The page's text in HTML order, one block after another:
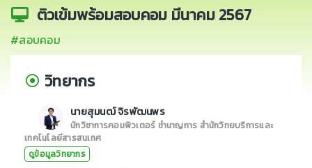
ติวเข้มพร้อมสอบคอม มีนาคม 2567
#สอบคอม
วิทยากร
นายสุมนฒ์ จิรพัฒนพร
นักวิชาการคอมพิวเตอร์ ชำนาญการ สำนักวิทยบริการและ
เทคโนโลยีสารสนเทศ
ดูข้อมูลวิทยากร